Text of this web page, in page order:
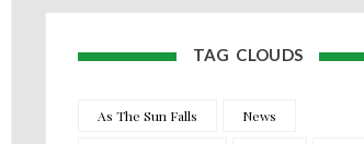
TAG CLOUDS
As The Sun Falls News